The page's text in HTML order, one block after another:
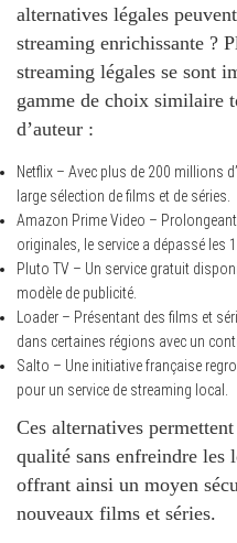
alternatives légales
streaming enrichissante ?
streaming légales se sont
gamme de choix similaire
d’auteur :
Netflix – Avec plus de 200 millions
large sélection de films et de séries.
Amazon Prime Video –
originales, le service a dépassé les
Pluto TV – Un service gratuit
modèle de publicité.
Loader – Présentant des films et
dans certaines régions avec un
Salto – Une initiative française
pour un service de streaming local.
Ces alternatives
qualité sans enfreindre les
offrant ainsi un moyen
nouveaux films et séries.